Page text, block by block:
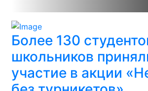
Более 130
школьников
участие в акции